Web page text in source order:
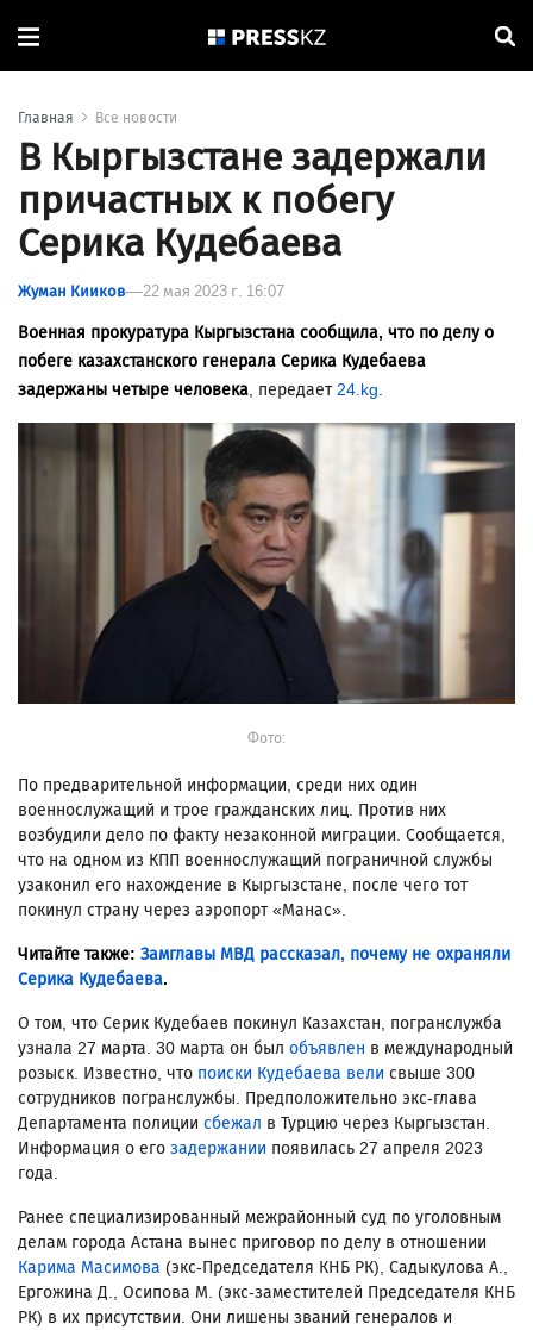
Главная Все новости
В Кыргызстане задержали
причастных к побегу
Серика Кудебаева
Жуман Кииков 22 мая 2023 г. 16:07
Военная прокуратура Кыргызстана сообщила, что по делу о
побеге казахстанского генерала Серика Кудебаева
задержаны четыре человека, передает24.kg.
Фото:
По предварительной информации, среди них один
военнослужащий и трое гражданских лиц. Против них
возбудили дело по факту незаконной миграции. Сообщается,
что на одном из КПП военнослужащий пограничной службы
узаконил его нахождение в Кыргызстане, после чего тот
покинул страну через аэропорт «Манас».
Читайте также: Замглавы МВД рассказал, почему не охраняли
Серика Кудебаева.
О том, что Серик Кудебаев покинул Казахстан, погранслужба
узнала 27 марта. 30 марта он был объявлен в международный
розыск. Известно, что поиски Кудебаева вели свыше 300
сотрудников погранслужбы. Предположительно экс-глава
Департамента полиции сбежал в Турцию через Кыргызстан.
Информация о его задержании появилась 27 апреля 2023
года.
Ранее специализированный межрайонный суд по уголовным
делам города Астана вынес приговор по делу в отношении
Карима Масимова (экс-Председателя КНБ РК), Садыкулова А.,
Ергожина Д., Осипова М. (экс-заместителей Председателя КНБ
РК) в их присутствии. Они лишены званий генералов и